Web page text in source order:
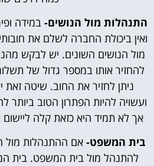
התנהלות מול הנושים-במידה
ואין ביכולת החברה לשלם את
מול הנושים השונים. יש לבקש
להחזיר אותו במספר גדול של
ניתן לחזיר את החוב. שיטה
ועשויה להיות הפתרון הטוב
אך לא תמיד היא כזאת קלה ליישום
בית המשפט- אם ההתנהלות מול
להתנהל מול בית המשפט. בית